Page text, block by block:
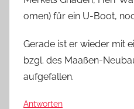
omen) für ein U-Boot,
Gerade ist er wieder mit
bzgl. des Maaßen-
aufgefallen.
Antworten